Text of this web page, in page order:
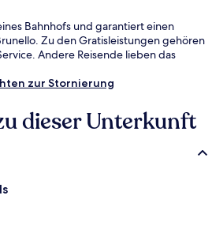
Bahnhofs und garantiert einen
Zu den Gratisleistungen gehören
Andere Reisende lieben das
zur Stornierung
dieser Unterkunft